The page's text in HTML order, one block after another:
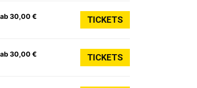
ab 30,00 € TICKETS
ab 30,00 € TICKETS